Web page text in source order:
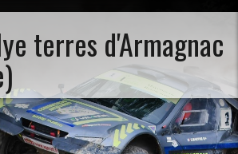
terres d'Armagnac